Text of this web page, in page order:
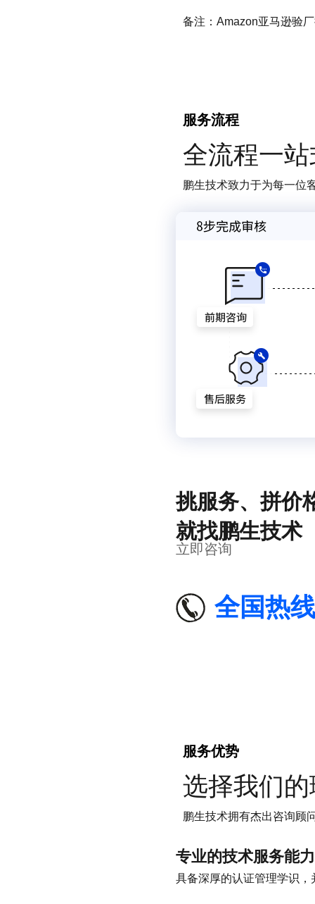
备注：Amazon亚马逊验
服务流程
全流程一
鹏生技术致力于为每一位
挑服务、拼价
就找鹏生技术
立即咨询
全国热
服务优势
选择我们
鹏生技术拥有杰出咨询顾
专业的技术服务能力
具备深厚的认证管理学识